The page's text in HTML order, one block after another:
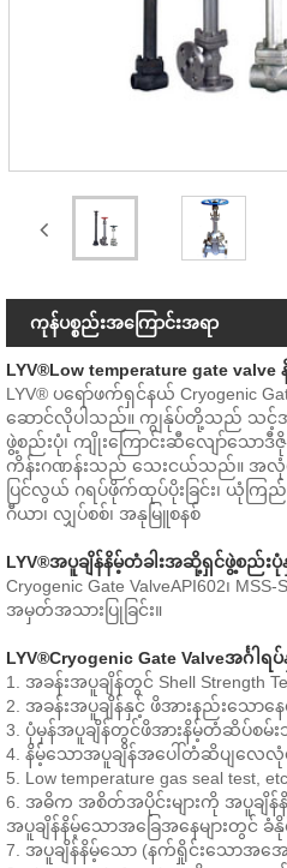
ကုန်ပစ္စည်းအကြောင်းအရာ
LYV®Low temperature gate valve နိ
LYV® ပရော်ဖက်ရှင်နယ် Cryogenic
ဆောင်လိုပါသည်။ ကျွန်ုပ်တို့သည် သင့်အား
ဖွဲ့စည်းပုံ၊ ကျိုးကြောင်းဆီလျော်သောဒီ
ကိန်းဂဏန်းသည် သေးငယ်သည်။ အလုံပိတ်မ
ပြင်လွယ် ဂရပ်ဖိုက်ထုပ်ပိုးခြင်း၊ ယုံက
ဂီယာ၊ လျှပ်စစ်၊ အနုမြူစနစ်
LYV®အပူချိန်နိမ့်တံခါးအဆို့ရှင်ဖွဲ့စည်း
Cryogenic Gate ValveAPI602၊
အမှတ်အသားပြုခြင်း။
LYV®Cryogenic Gate Valveအင်္ဂါရ
1. အခန်းအပူချိန်တွင် Shell Strength
2. အခန်းအပူချိန်နှင့် ဖိအားနည်းသော
3. ပုံမှန်အပူချိန်တွင်ဖိအားနိမ့်တံဆိပ်စမ်
4. နိမ့်သောအပူချိန်အပေါ်တံဆိပျလေ
5. Low temperature gas seal test,
6. အဓိက အစိတ်အပိုင်းများကို အပူချိ
အပူချိန်နိမ့်သောအခြေအနေများတွ
7. အပူချိန်နိမ့်သော (နက်ရှိုင်းသောအအ